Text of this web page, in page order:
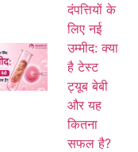
दंपत्तियों के
लिए नई
उम्मीद: क्या
है टेस्ट
ट्यूब बेबी
और यह
कितना
सफल है?